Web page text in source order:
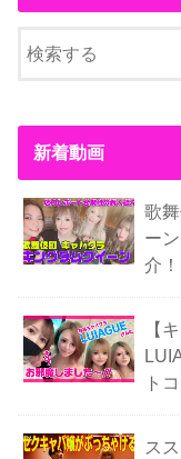
新着動画
歌
ー
介
【
ト
ス